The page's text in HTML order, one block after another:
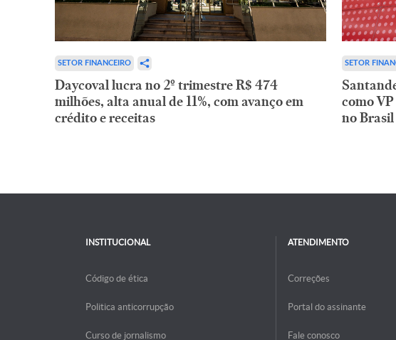
SETOR FINANCEIRO
Daycoval lucra no 2º trimestre R$ 474
milhões, alta anual de 11%, com avanço em
crédito e receitas
SETOR
como
no Brasil
INSTITUCIONAL
Código de ética
Politica anticorrupção
Curso de jornalismo
ATENDIMENTO
Correções
Portal do assinante
Fale conosco